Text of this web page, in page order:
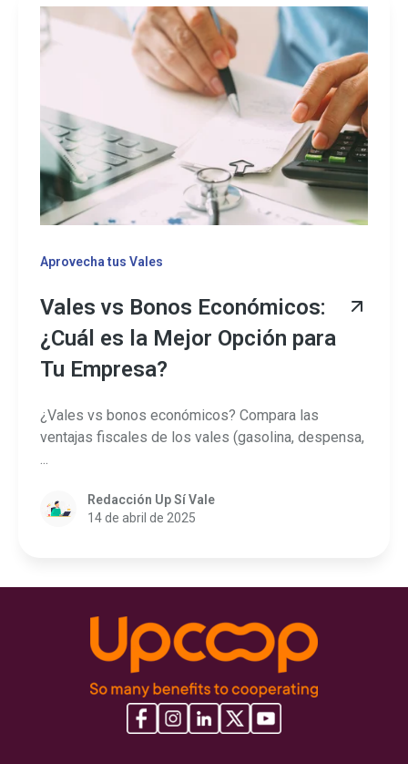
Aprovecha tus Vales
Vales vs Bonos Económicos:
¿Cuál es la Mejor Opción para
Tu Empresa?
¿Vales vs bonos económicos? Compara las
ventajas fiscales de los vales (gasolina, despensa,
...
Redacción Up Sí Vale
14 de abril de 2025